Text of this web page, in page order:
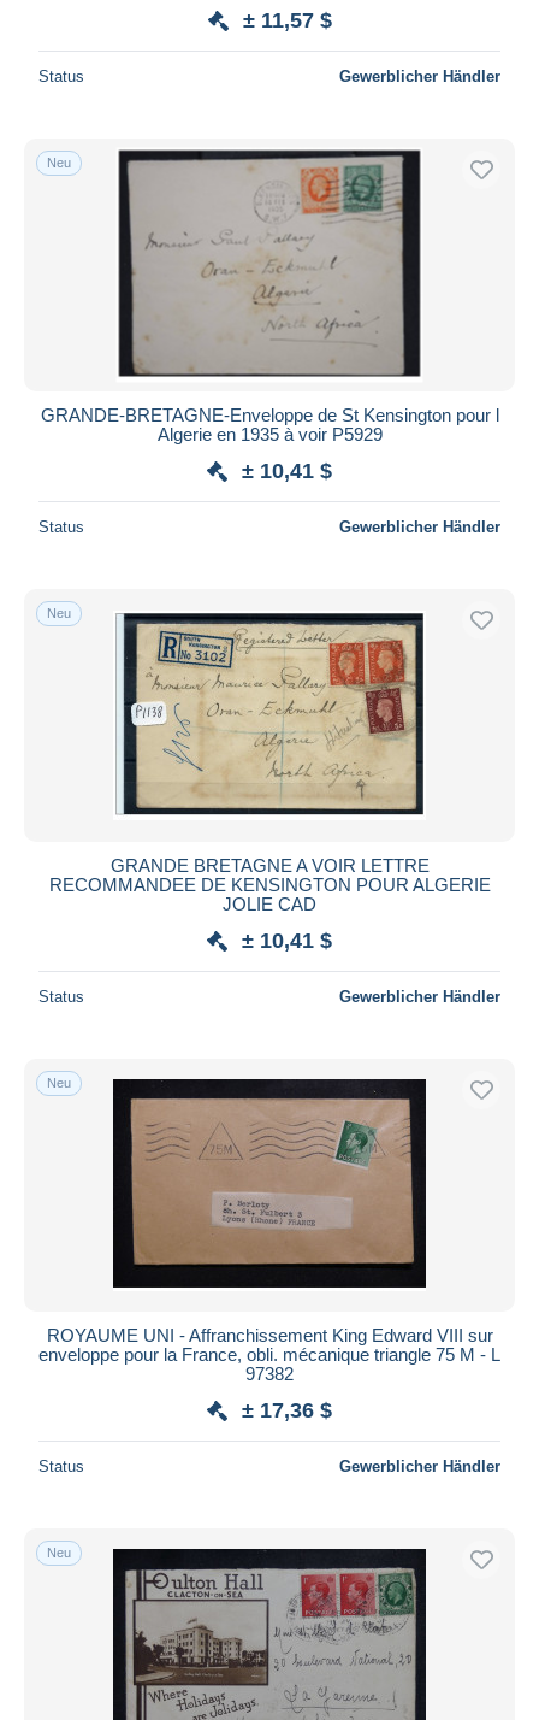
± 11,57 $
Status Gewerblicher Händler
Neu
GRANDE-BRETAGNE-Enveloppe de St Kensington pour l
Algerie en 1935 à voir P5929
± 10,41 $
Status Gewerblicher Händler
Neu
GRANDE BRETAGNE A VOIR LETTRE
RECOMMANDEE DE KENSINGTON POUR ALGERIE
JOLIE CAD
± 10,41 $
Status Gewerblicher Händler
Neu
ROYAUME UNI - Affranchissement King Edward VIII sur
enveloppe pour la France, obli. mécanique triangle 75 M - L
97382
± 17,36 $
Status Gewerblicher Händler
Neu